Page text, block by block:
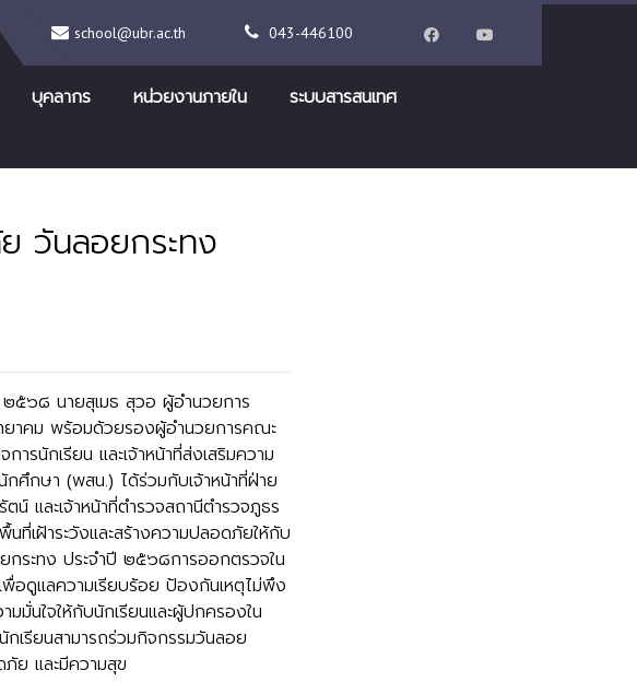
school@ubr.ac.th 043-446100
บุคลากร หน่วยงานภายใน ระบบสารสนเทศ
วันลอยกระทง
๕๖๘ นายสุเมธ สุวอ ผู้อำนวยการ
ยาคม พร้อมด้วยรองผู้อำนวยการคณะ
ารนักเรียน และเจ้าหน้าที่ส่งเสริมความ
กศึกษา (พสน.) ได้ร่วมกับเจ้าหน้าที่ฝ่าย
น์ และเจ้าหน้าที่ตำรวจสถานีตำรวจภูธร
ที่เฝ้าระวังและสร้างความปลอดภัยให้กับ
กระทง ประจำปี ๒๕๖๘การออกตรวจใน
อดูแลความเรียบร้อย ป้องกันเหตุไม่พึง
มมั่นใจให้กับนักเรียนและผู้ปกครองใน
เรียนสามารถร่วมกิจกรรมวันลอย
ย และมีความสุข